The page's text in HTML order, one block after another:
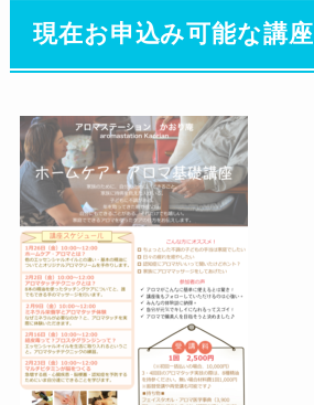
現在お申込み可能な講座